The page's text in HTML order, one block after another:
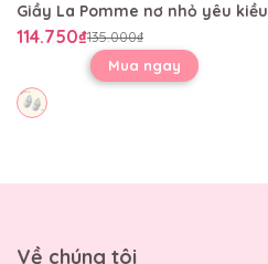
Giầy La Pomme nơ nhỏ yêu kiều
114.750₫135.000₫
Mua ngay
Về chúng tôi